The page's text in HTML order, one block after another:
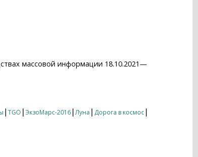
массовой информации 18.10.2021—
| TGO | ЭкзоМарс-2016|Луна | Дорога в космос|